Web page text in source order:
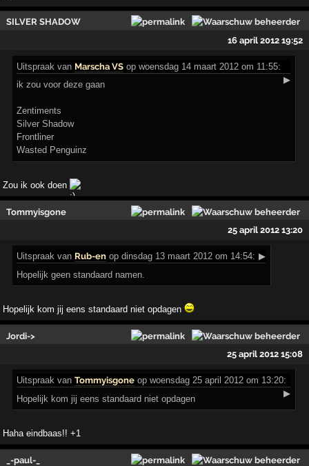
SILVER SHADOW
16 april 2012 19:52
Uitspraak van Marscha VS op woensdag 14 maart 2012 om 11:55:
▶
ik zou voor deze gaan
Zentiments
Silver Shadow
Frontliner
Wasted Penguinz
Zou ik ook doen
Tommyisgone
25 april 2012 13:20
Uitspraak van Rub-en op dinsdag 13 maart 2012 om 14:54: ▶
Hopelijk geen standaard namen.
Hopelijk kom jij eens standaard niet opdagen
Jordi->
25 april 2012 15:08
Uitspraak vanTommyisgone op woensdag 25 april 2012 om 13:20:
▶
Hopelijk kom jij eens standaard niet opdagen
Haha eindbaas!! +1
_-paul-_